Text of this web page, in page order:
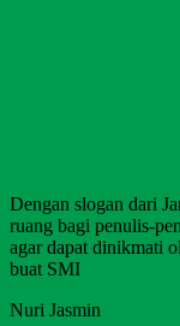
Dengan slogan dari
ruang bagi penulis-
agar dapat dinikmati
buat SMI
Nuri Jasmin